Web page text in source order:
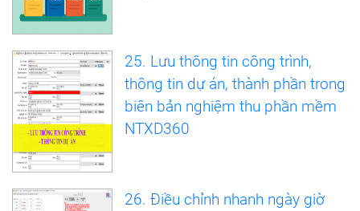
25. Lưu thông tin công trình,
thông tin dự án, thành phần trong
biên bản nghiệm thu phần mềm
NTXD360
26. Điều chỉnh nhanh ngày giờ